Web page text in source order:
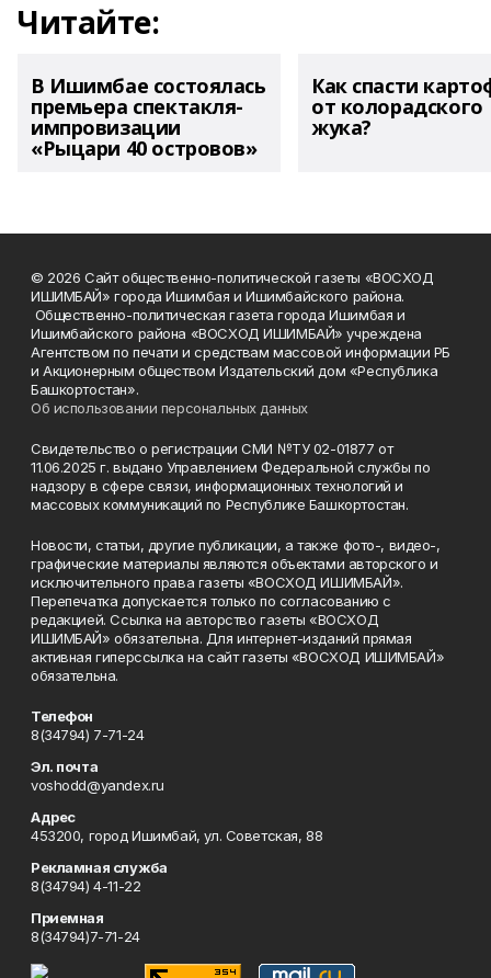
Читайте:
В Ишимбае состоялась
премьера спектакля-
импровизации
«Рыцари 40 островов»
Как спасти
от колорадского
жука?
© 2026 Сайт общественно-политической газеты «ВОСХОД
ИШИМБАЙ» города Ишимбая и Ишимбайского района.
Общественно-политическая газета города Ишимбая и
Ишимбайского района «ВОСХОД ИШИМБАЙ» учреждена
Агентством по печати и средствам массовой информации РБ
и Акционерным обществом Издательский дом «Республика
Башкортостан».
Об использовании персональных данных
Свидетельство о регистрации СМИ №ТУ 02-01877 от
11.06.2025 г. выдано Управлением Федеральной службы по
надзору в сфере связи, информационных технологий и
массовых коммуникаций по Республике Башкортостан.
Новости, статьи, другие публикации, а также фото-, видео-,
графические материалы являются объектами авторского и
исключительного права газеты «ВОСХОД ИШИМБАЙ».
Перепечатка допускается только по согласованию с
редакцией. Ссылка на авторство газеты «ВОСХОД
ИШИМБАЙ» обязательна. Для интернет-изданий прямая
активная гиперссылка на сайт газеты «ВОСХОД ИШИМБАЙ»
обязательна.
Телефон
8(34794) 7-71-24
Эл. почта
voshodd@yandex.ru
Адрес
453200, город Ишимбай, ул. Советская, 88
Рекламная служба
8(34794) 4-11-22
Приемная
8(34794)7-71-24